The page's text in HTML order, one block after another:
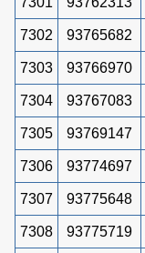
7302 93765682
7303 93766970
7304 93767083
7305 93769147
7306 93774697
7307 93775648
7308 93775719